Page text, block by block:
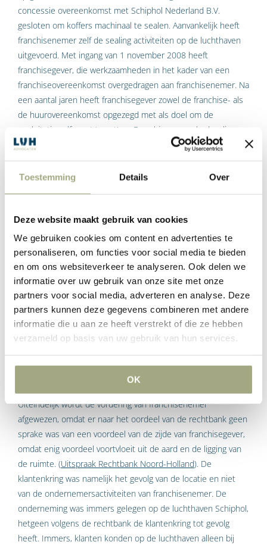
Toestemming Details Over
Deze website maakt gebruik van cookies
We gebruiken cookies om content en advertenties te
personaliseren, om functies voor social media te bieden
en om ons websiteverkeer te analyseren. Ook delen we
informatie over uw gebruik van onze site met onze
partners voor social media, adverteren en analyse. Deze
partners kunnen deze gegevens combineren met andere
informatie die u aan ze heeft verstrekt of die ze hebben
verzameld op basis van uw gebruik van hun services.
OK
concessie overeenkomst met Schiphol Nederland B.V.
gesloten om koffers machinaal te sealen. Aanvankelijk heeft
franchisenemer zelf de sealing activiteiten op de luchthaven
uitgevoerd. Met ingang van 1 november 2008 heeft
franchisegever, die werkzaamheden in het kader van een
franchiseovereenkomst overgedragen aan franchisenemer. Na
een aantal jaren heeft franchisegever zowel de franchise- als
de huurovereenkomst opgezegd met als doel om de
exploitatie zelf voort te zetten. Franchisenemer had weliswaar
berust in de opzegging, maar wilde wel een
goodwillvergoeding. Franchisenemer legt – kort gezegd – aan
haar vordering ten grondslag dat franchisegever, nadat de
geëindigd, voordeel zou hebben genoten ten gevolge het feit
dat franchisegever vervolgens wordt gebezigd voor de
uitoefening van een gelijksoortig bedrijf aan het door
franchisenemer aldaar uitgeoefende bedrijf. Franchisegever
voert hiertegen gemotiveerd verweer.
Oordeel
goodwillvergoeding
rechtbank Noord-Holland
Uiteindelijk wordt de vordering van franchisenemer
afgewezen, omdat er naar het oordeel van de rechtbank geen
sprake was van een voordeel van de zijde van franchisegever,
omdat enig voordeel voortvloeit uit de aard en de ligging van
de ruimte. (Uitspraak Rechtbank Noord-Holland). De
klantenkring was namelijk het gevolg van de locatie en niet
van de ondernemersactiviteiten van franchisenemer. De
onderneming was immers gelegen op de luchthaven Schiphol,
hetgeen volgens de rechtbank de klantenkring tot gevolg
heeft. Immers, klanten konden op de luchthaven alleen bij